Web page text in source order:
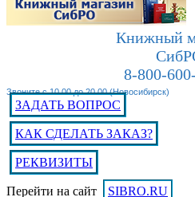
Книжный
8-800-
Звоните с 10.00 до 20.00 (Новосибирск)
ЗАДАТЬ ВОПРОС
КАК СДЕЛАТЬ ЗАКАЗ?
РЕКВИЗИТЫ
Перейти на сайт SIBRO.RU